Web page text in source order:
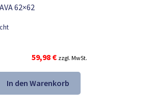
62×62
Ursprünglicher
Preis
war:
82,28 €
59,98 €Aktueller
Preis
ist:
59,98 €.
zzgl. MwSt.
In den Warenkorb